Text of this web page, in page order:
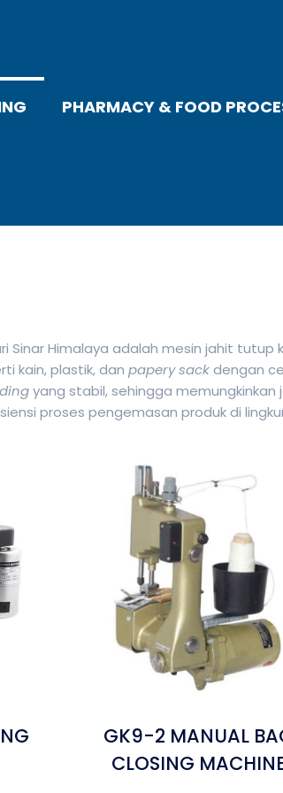
PHARMACY & FOOD
Sinar Himalaya adalah mesin jahit
kain, plastik, dan papery sackdengan
yang stabil, sehingga memungkinkan
proses pengemasan produk di
GK9-2 MANUAL
CLOSING